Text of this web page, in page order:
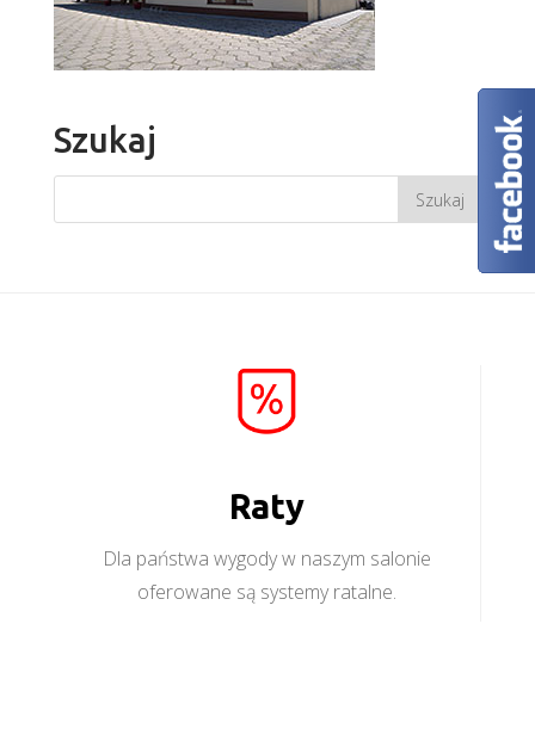
Szukaj
Raty
Dla państwa wygody w naszym salonie
oferowane są systemy ratalne.